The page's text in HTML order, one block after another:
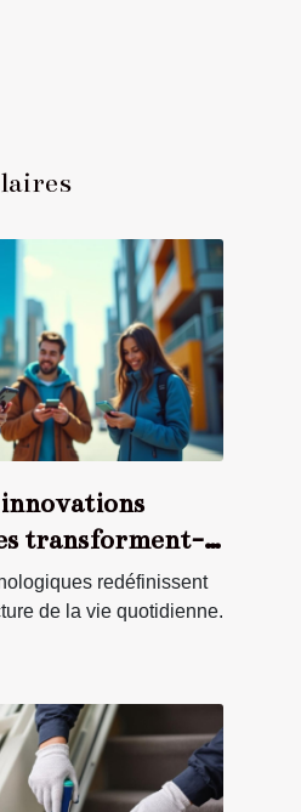
transforment-
?redéfinissent
de la vie quotidienne.